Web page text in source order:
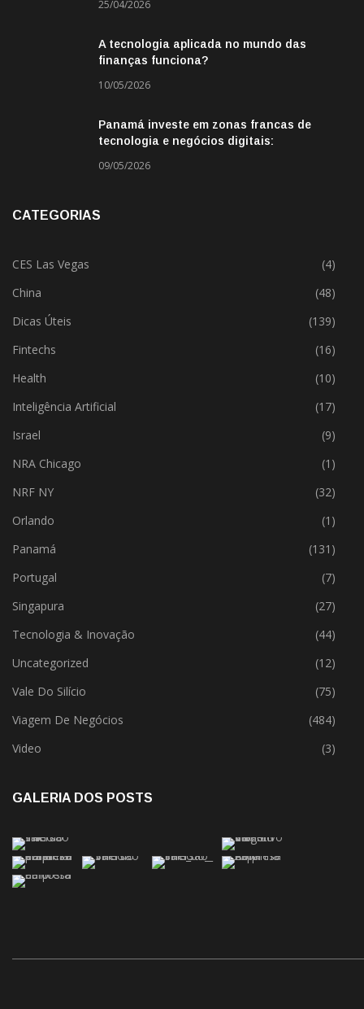
25/04/2026
A tecnologia aplicada no mundo das
finanças funciona?
10/05/2026
Panamá investe em zonas francas de
tecnologia e negócios digitais:
09/05/2026
CATEGORIAS
CES Las Vegas
(4)
China
(48)
Dicas Úteis
(139)
Fintechs
(16)
Health
(10)
Inteligência Artificial
(17)
Israel
(9)
NRA Chicago
(1)
NRF NY
(32)
Orlando
(1)
Panamá
(131)
Portugal
(7)
Singapura
(27)
Tecnologia & Inovação
(44)
Uncategorized
(12)
Vale Do Silício
(75)
Viagem De Negócios
(484)
Video
(3)
GALERIA DOS POSTS